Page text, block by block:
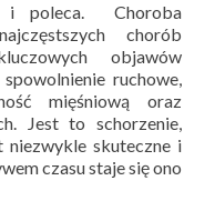
i poleca. Choroba
chorób
objawów
ruchowe,
mięśniową oraz
Jest to schorzenie,
niezwykle skuteczne i
czasu staje się ono